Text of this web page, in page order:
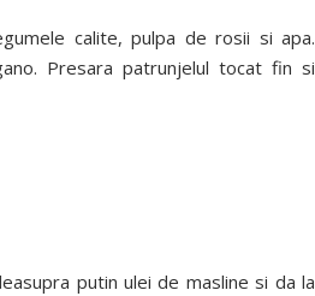
calite, pulpa de rosii si apa.
Presara patrunjelul tocat fin si
putin ulei de masline si da la